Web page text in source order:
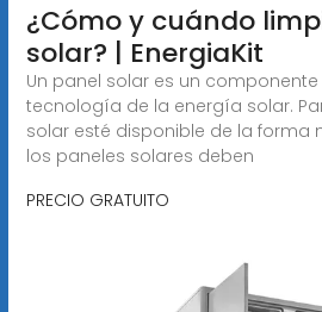
¿Cómo y cuándo
solar? | EnergiaKit
Un panel solar es un
tecnología de la energía solar.
solar esté disponible de la forma
los paneles solares deben
PRECIO GRATUITO